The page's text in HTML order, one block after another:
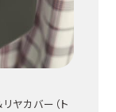
ヤカバー（ト